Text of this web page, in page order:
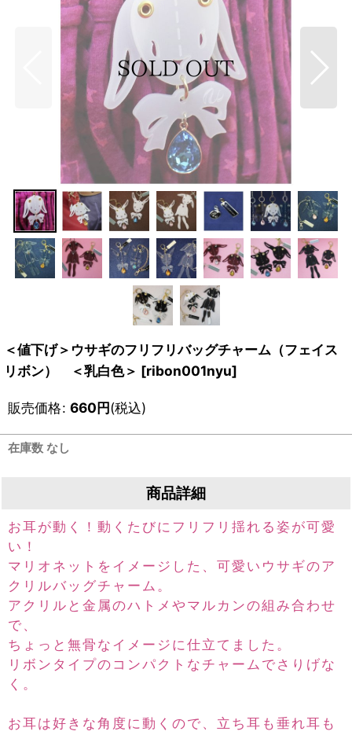
＜値下げ＞ウサギのフリフリバッグチャーム（フェイス
リボン） ＜乳白色＞ [ribon001nyu]
販売価格: 660円(税込)
在庫数 なし
商品詳細
お耳が動く！動くたびにフリフリ揺れる姿が可愛
い！
マリオネットをイメージした、可愛いウサギのア
クリルバッグチャーム。
アクリルと金属のハトメやマルカンの組み合わせ
で、
ちょっと無骨なイメージに仕立てました。
リボンタイプのコンパクトなチャームでさりげな
く。
お耳は好きな角度に動くので、立ち耳も垂れ耳も